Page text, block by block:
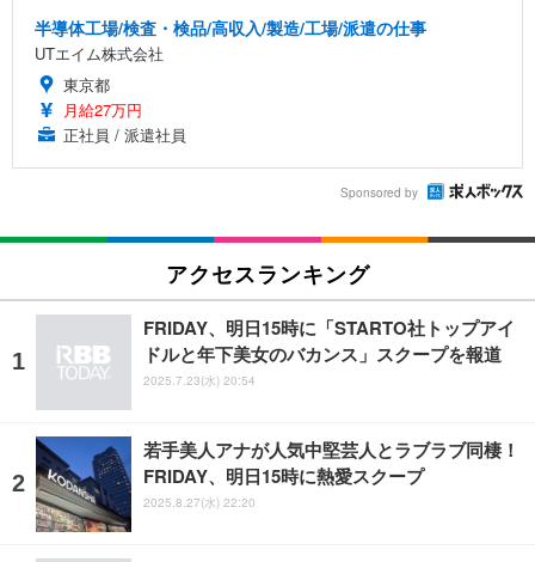
半導体工場/検査・検品/高収入/製造/工場/派遣の仕事
UTエイム株式会社
東京都
月給27万円
正社員 / 派遣社員
Sponsored by
アクセスランキング
FRIDAY、明日15時に「STARTO社トップアイ
ドルと年下美女のバカンス」スクープを報道
2025.7.23(水) 20:54
若手美人アナが人気中堅芸人とラブラブ同棲！
FRIDAY、明日15時に熱愛スクープ
2025.8.27(水) 22:20